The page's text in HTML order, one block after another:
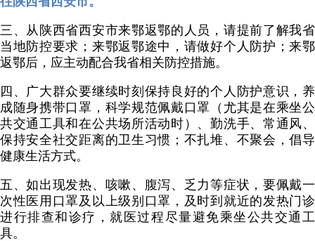
三、从陕西省西安市来鄂返鄂的人员，请提前了解我省
当地防控要求；来鄂返鄂途中，请做好个人防护；来鄂
返鄂后，应主动配合我省相关防控措施。
四、广大群众要继续时刻保持良好的个人防护意识，养
成随身携带口罩，科学规范佩戴口罩（尤其是在乘坐公
共交通工具和在公共场所活动时）、勤洗手、常通风、
保持安全社交距离的卫生习惯；不扎堆、不聚会，倡导
健康生活方式。
五、如出现发热、咳嗽、腹泻、乏力等症状，要佩戴一
次性医用口罩及以上级别口罩，及时到就近的发热门诊
进行排查和诊疗，就医过程尽量避免乘坐公共交通工
具。